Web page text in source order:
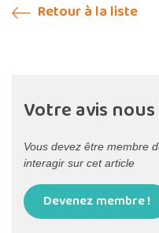
Retour à la liste
Votre avis
Vous devez être membre
interagir sur cet article
Devenez membre !